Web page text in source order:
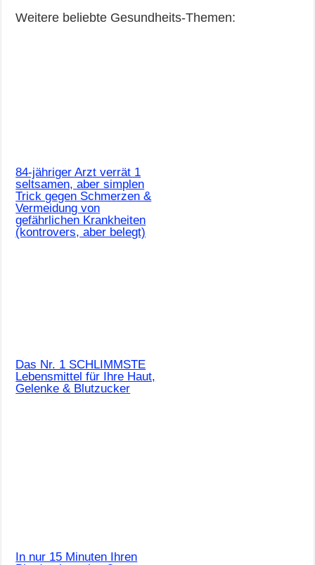
Weitere beliebte Gesundheits-Themen:
84-jähriger Arzt verrät 1
seltsamen, aber simplen
Trick gegen Schmerzen &
Vermeidung von
gefährlichen Krankheiten
(kontrovers, aber belegt)
Das Nr. 1 SCHLIMMSTE
Lebensmittel für Ihre Haut,
Gelenke & Blutzucker
In nur 15 Minuten Ihren